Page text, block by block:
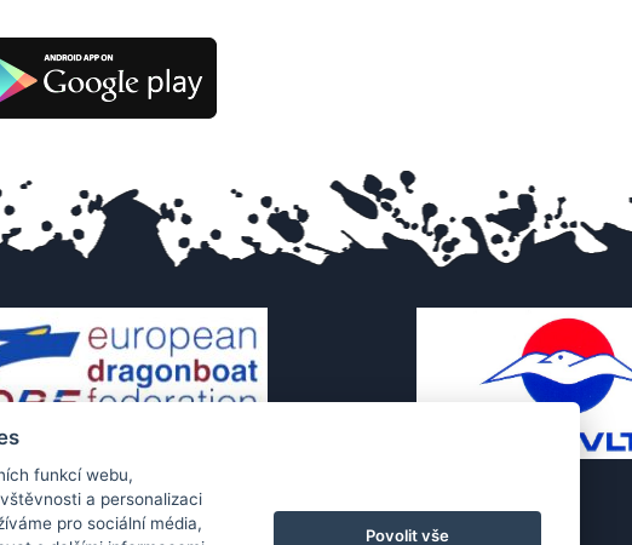
funkcí webu,
a personalizaci
pro sociální média,
Povolit vše